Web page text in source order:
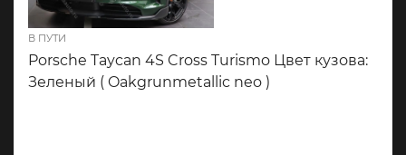
В ПУТИ
Porsche Taycan 4S Cross Turismo Цвет кузова:
Зеленый ( Oakgrunmetallic neo )